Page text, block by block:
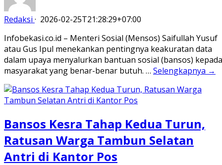
Redaksi · 2026-02-25T21:28:29+07:00
Infobekasi.co.id – Menteri Sosial (Mensos) Saifullah Yusuf
atau Gus Ipul menekankan pentingnya keakuratan data
dalam upaya menyalurkan bantuan sosial (bansos) kepada
masyarakat yang benar-benar butuh. … Selengkapnya →
Bansos Kesra Tahap Kedua Turun,
Ratusan Warga Tambun Selatan
Antri di Kantor Pos